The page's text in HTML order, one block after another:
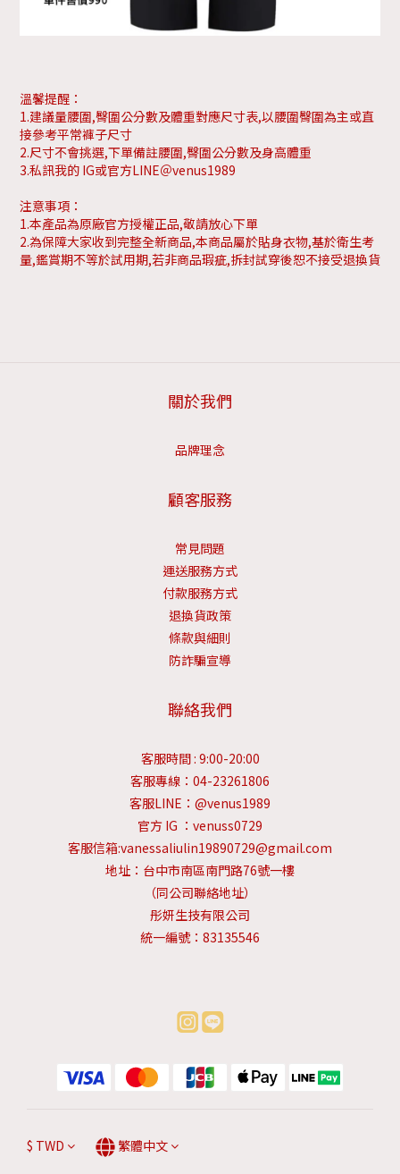
溫馨提醒：
1.建議量腰圍,臀圍公分數及體重對應尺寸表,以腰圍臀圍為主或直
接參考平常褲子尺寸
2.尺寸不會挑選,下單備註腰圍,臀圍公分數及身高體重
3.私訊我的 IG或官方LINE＠venus1989
注意事項：
1.本產品為原廠官方授權正品,敬請放心下單
2.為保障大家收到完整全新商品,本商品屬於貼身衣物,基於衛生考
量,鑑賞期不等於試用期,若非商品瑕疵,拆封試穿後恕不接受退換貨
關於我們
品牌理念
顧客服務
常見問題
運送服務方式
付款服務方式
退換貨政策
條款與細則
防詐騙宣導
聯絡我們
客服時間 : 9:00-20:00
客服專線：04-23261806
客服LINE：@venus1989
官方 IG ：venuss0729
客服信箱:vanessaliulin19890729@gmail.com
地址：台中市南區南門路76號一樓
（同公司聯絡地址）
彤妍生技有限公司
統一編號：83135546
$ TWD 繁體中文